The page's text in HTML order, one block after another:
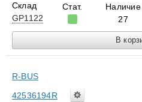
Склад
GP1122
Стат.
Наличие
27
R-BUS
42536194R